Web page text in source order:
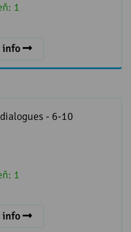
1
info
- 6-10
1
info